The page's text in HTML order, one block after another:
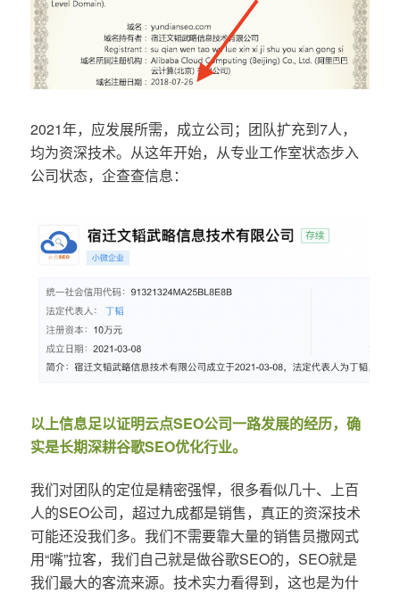
2021年，应发展所需，成立公司；团队扩充到7人，
均为资深技术。从这年开始，从专业工作室状态步入
公司状态，企查查信息：
以上信息足以证明云点SEO公司一路发展的经历，确
实是长期深耕谷歌SEO优化行业。
我们对团队的定位是精密强悍，很多看似几十、上百
人的SEO公司，超过九成都是销售，真正的资深技术
可能还没我们多。我们不需要靠大量的销售员撒网式
用“嘴”拉客，我们自己就是做谷歌SEO的，SEO就是
我们最大的客流来源。技术实力看得到，这也是为什